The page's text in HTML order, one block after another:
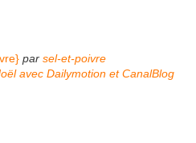
par sel-et-poivre
avec Dailymotion et CanalBlog